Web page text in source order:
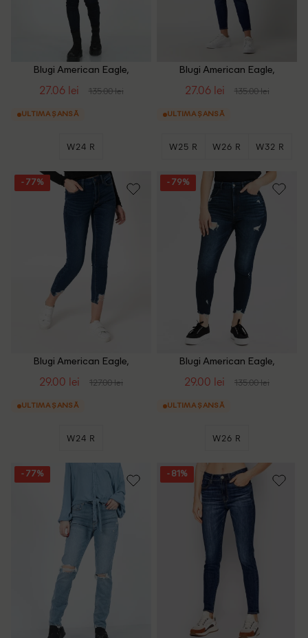
Blugi American Eagle,
27.06 lei 135.00 lei
ULTIMA ȘANSĂ
W24 R
Blugi American Eagle,
27.06 lei 135.00 lei
ULTIMA ȘANSĂ
W25 R W26 R W32 R
- 77%
Blugi American Eagle,
29.00 lei 127.00 lei
ULTIMA ȘANSĂ
W24 R
- 79%
Blugi American Eagle,
29.00 lei 135.00 lei
ULTIMA ȘANSĂ
W26 R
- 77% - 81%